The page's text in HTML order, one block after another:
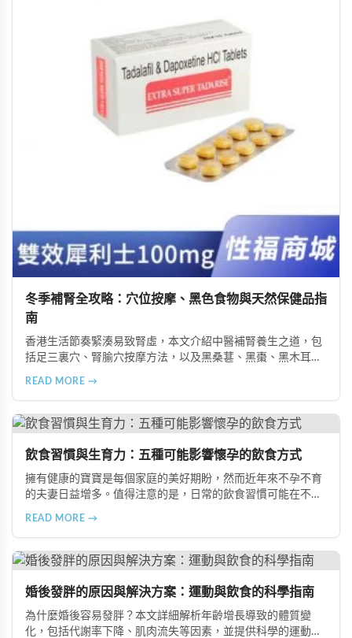
冬季補腎全攻略：穴位按摩、黑色食物與天然保健品指
南
香港生活節奏緊湊易致腎虛，本文介紹中醫補腎養生之道，包
括足三裏穴、腎腧穴按摩方法，以及黑桑葚、黑棗、黑木耳等
READ MORE →
飲食習慣與生育力：五種可能影響懷孕的飲食方式
擁有健康的寶寶是每個家庭的美好期盼，然而近年來不孕不育
的夫妻日益增多。值得注意的是，日常的飲食習慣可能在不知
在風險、長期素食的營養失衡，以及高油脂高蛋白飲食的負
擔，幫助準備懷孕的夫妻提升受孕機率。
READ MORE →
婚後發胖的原因與解決方案：運動與飲食的科學指南
為什麼婚後容易發胖？本文詳細解析年齡增長導致的體質變
化，包括代謝率下降、肌肉流失等因素，並提供科學的運動與